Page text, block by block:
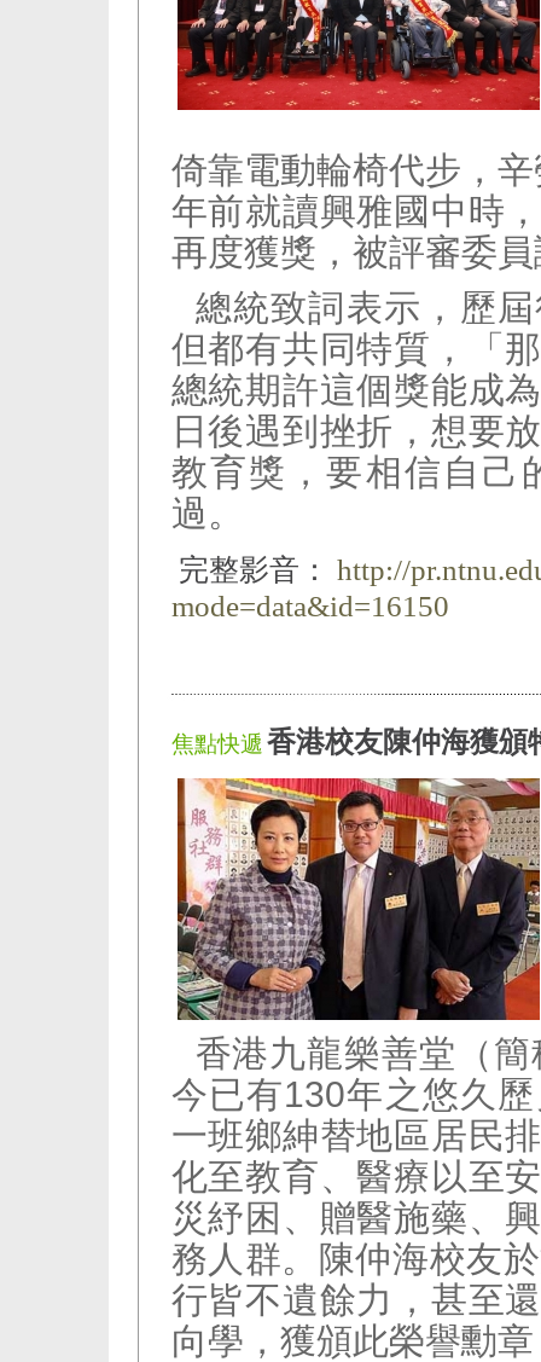
倚靠電動輪椅代步，
年前就讀興雅國中時
再度獲獎，被評審委
總統致詞表示，歷
但都有共同特質，「
總統期許這個獎能成
日後遇到挫折，想要
教育獎，要相信自己
過。
完整影音：
http://
mode=data&id=16150
焦點快遞 香港校友陳仲海獲頒
香港九龍樂善堂（
今已有130年之悠久
一班鄉紳替地區居民
化至教育、醫療以至
災紓困、贈醫施藥、
務人群。陳仲海校友
行皆不遺餘力，甚至
向學，獲頒此榮譽勳